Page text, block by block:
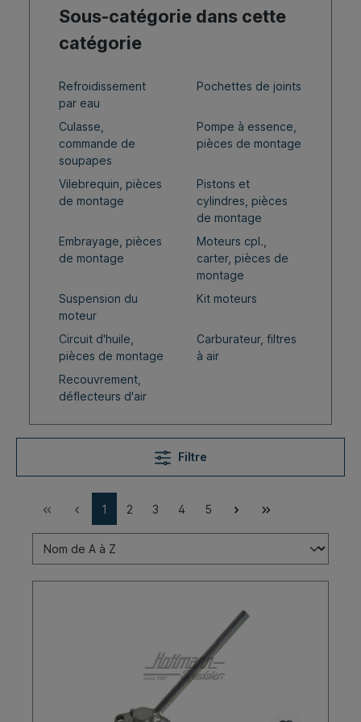
Sous-catégorie dans cette
catégorie
Refroidissement
par eau
Pochettes de joints
Culasse,
commande de
soupapes
Pompe à essence,
pièces de montage
Vilebrequin, pièces
de montage
Pistons et
cylindres, pièces
de montage
Embrayage, pièces
de montage
Moteurs cpl.,
carter, pièces de
montage
Suspension du
moteur
Kit moteurs
Circuit d'huile,
pièces de montage
Carburateur, filtres
à air
Recouvrement,
déflecteurs d'air
Filtre
1 2 3 4 5